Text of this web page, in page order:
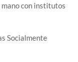
con institutos
Socialmente